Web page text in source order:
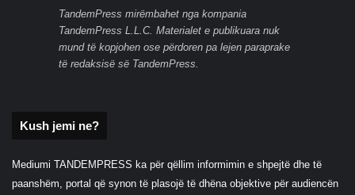
TandemPress mirëmbahet nga kompania
TandemPress L.L.C. Materialet e publikuara nuk
mund të kopjohen ose përdoren pa lejen paraprake
të redaksisë së TandemPress.
Kush jemi ne?
Mediumi TANDEMPRESS ka për qëllim informimin e shpejtë dhe të
paanshëm, portal që synon të plasojë të dhëna objektive për audiencën